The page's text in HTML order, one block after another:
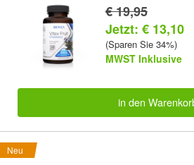
€ 19,95
Jetzt: € 13,10
(Sparen Sie 34%)
MWST Inklusive
in den
Neu